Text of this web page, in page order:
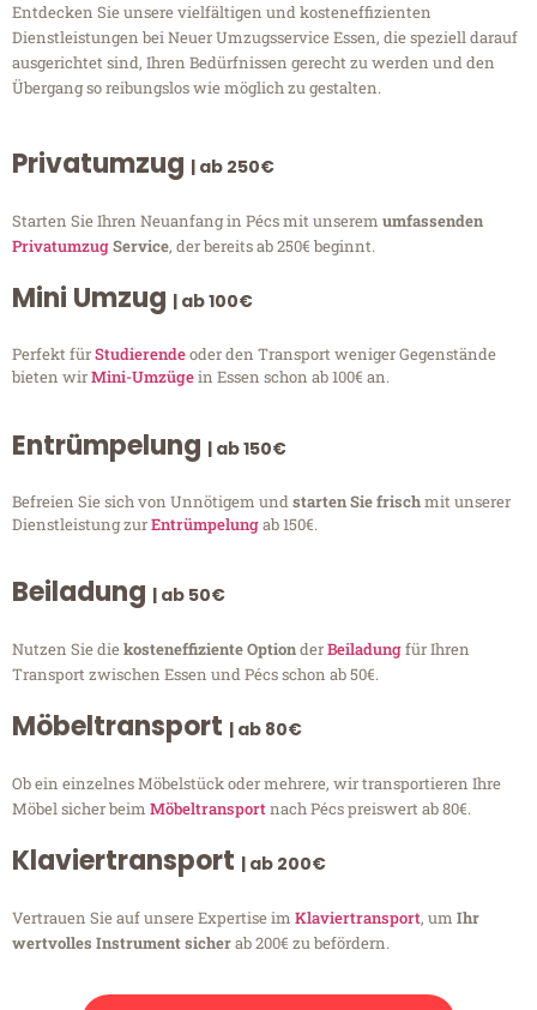
Entdecken Sie unsere vielfältigen und kosteneffizienten
Dienstleistungen bei Neuer Umzugsservice Essen, die speziell darauf
ausgerichtet sind, Ihren Bedürfnissen gerecht zu werden und den
Übergang so reibungslos wie möglich zu gestalten.
Privatumzug | ab 250€
Starten Sie Ihren Neuanfang in Pécs mit unserem umfassenden
PrivatumzugService, der bereits ab 250€ beginnt.
Mini Umzug | ab 100€
Perfekt fürStudierendeoder den Transport weniger Gegenstände
bieten wirMini-Umzügein Essen schon ab 100€ an.
Entrümpelung | ab 150€
Befreien Sie sich von Unnötigem undstarten Sie frischmit unserer
Dienstleistung zurEntrümpelungab 150€.
Beiladung | ab 50€
Nutzen Sie diekosteneffiziente OptionderBeiladungfür Ihren
Transport zwischen Essen und Pécs schon ab 50€.
Möbeltransport | ab 80€
Ob ein einzelnes Möbelstück oder mehrere, wir transportieren Ihre
Möbel sicher beim Möbeltransportnach Pécs preiswert ab 80€.
Klaviertransport | ab 200€
Vertrauen Sie auf unsere Expertise im Klaviertransport, um Ihr
wertvolles Instrument sicherab 200€ zu befördern.